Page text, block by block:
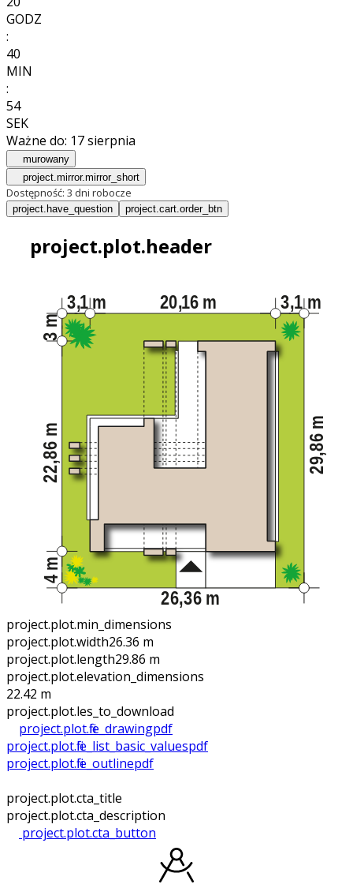
GODZ
:
40
MIN
:
52
SEK
Ważne do: 17 sierpnia
murowany
project.mirror.mirror_short
Dostępność: 3 dni robocze
project.have_question project.cart.order_btn
project.plot.header
project.plot.min_dimensions
project.plot.width26.36 m
project.plot.length29.86 m
project.plot.elevation_dimensions
22.42 m
project.plot.files_to_download
project.plot.file_drawingpdf
project.plot.file_list_basic_valuespdf
project.plot.file_outlinepdf
project.plot.cta_title
project.plot.cta_description
project.plot.cta_button